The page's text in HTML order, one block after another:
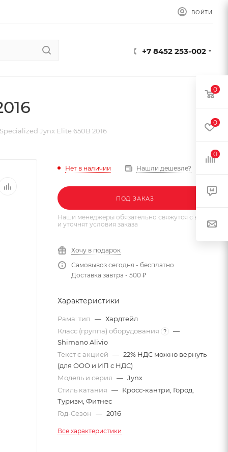
ВОЙТИ
+7 8452 253-002
Jynx Elite 650B 2016
Нет в наличии Нашли дешевле?
ПОД ЗАКАЗ
Наши менеджеры обязательно свяжутся с вами
и уточнят условия заказа
Хочу в подарок
Самовывоз сегодня - бесплатно
Доставка завтра - 500 ₽
Характеристики
Рама: тип — Хардтейл
Класс (группа) оборудования
?
—
Shimano Alivio
Текст с акцией — 22% НДС можно вернуть
(для ООО и ИП с НДС)
Модель и серия — Jynx
Стиль катания — Кросс-кантри, Город,
Туризм, Фитнес
Год-Сезон — 2016
Все характеристики
0
0
0